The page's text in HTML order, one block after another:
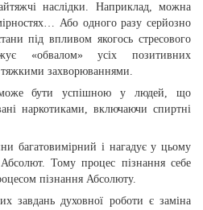
наслідки. Наприклад, можна
Або одного разу серйозно
під впливом якогось стресового
«обвалом» усіх позитивних
захворюваннями.
бути успішною у людей, що
наркотиками, включаючи спиртні
багатовимірний і нагадує у цьому
Тому процес пізнання себе
пізнання Абсолюту.
завдань духовної роботи є заміна